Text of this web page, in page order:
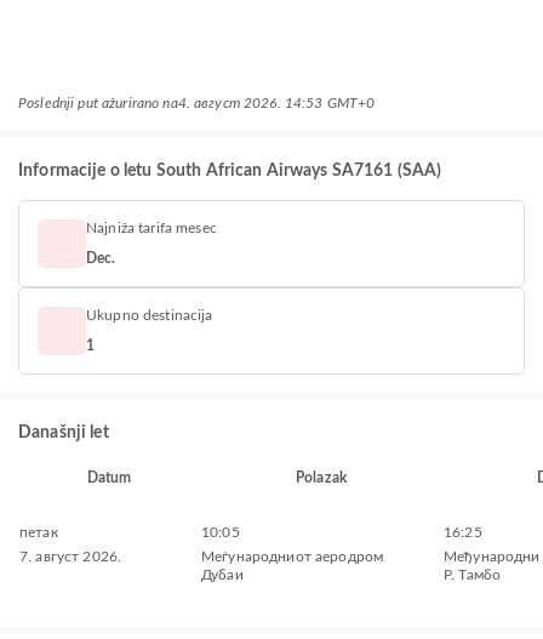
Poslednji put ažurirano na4. август 2026. 14:53 GMT+0
Informacije o letu South African Airways SA7161 (SAA)
Najniža tarifa mesec
Dec.
Ukupno destinacija
1
Današnji let
Datum Polazak
петак
7. август 2026.
10:05
Меѓународниот аеродром
Дубаи
16:25
Р. Тамбо